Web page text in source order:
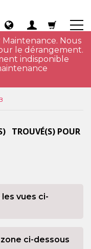
Nous
le dérangement.
indisponible
TROUVÉ(S) POUR
vues ci-
ci-dessous